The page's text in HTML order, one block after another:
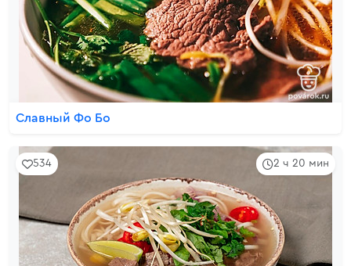
Славный Фо Бо
2 ч 20 мин
534